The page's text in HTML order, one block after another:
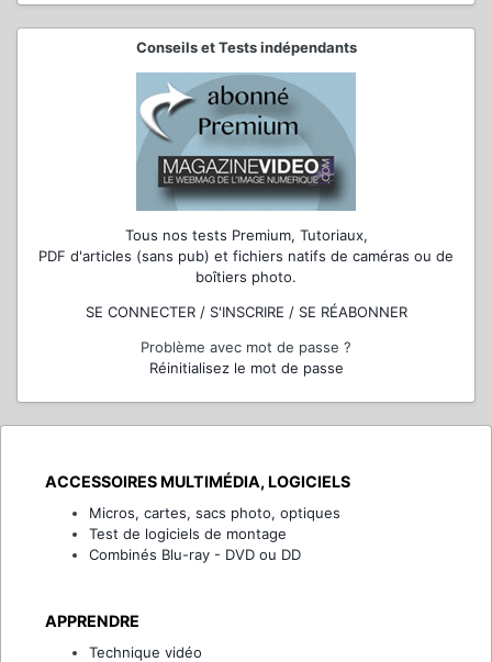
Conseils et Tests indépendants
Tous nos tests Premium, Tutoriaux,
PDF d'articles (sans pub) et fichiers natifs de caméras ou de
boîtiers photo.
SE CONNECTER / S'INSCRIRE / SE RÉABONNER
Problème avec mot de passe ?
Réinitialisez le mot de passe
ACCESSOIRES MULTIMÉDIA, LOGICIELS
Micros, cartes, sacs photo, optiques
Test de logiciels de montage
Combinés Blu-ray - DVD ou DD
APPRENDRE
Technique vidéo